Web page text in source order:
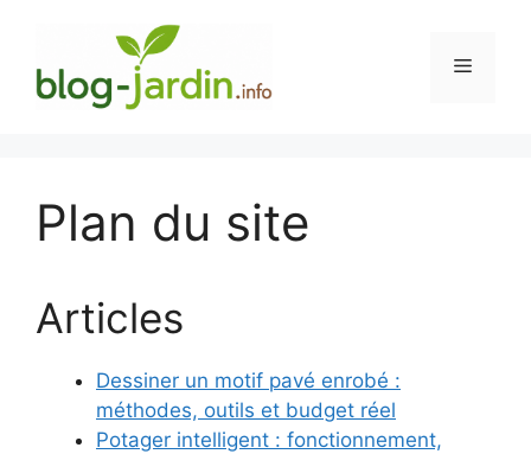
contenu
Menu
Plan du site
Articles
Dessiner un motif pavé enrobé :
méthodes, outils et budget réel
Potager intelligent : fonctionnement,